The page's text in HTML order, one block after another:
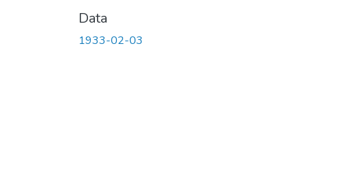
Data
1933-02-03